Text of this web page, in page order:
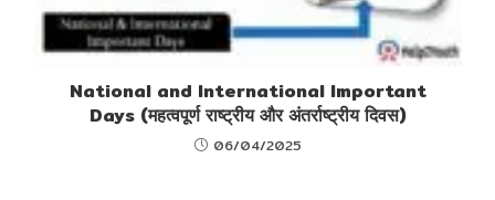
National and International Important
Days (महत्वपूर्ण राष्ट्रीय और अंतर्राष्ट्रीय दिवस)
06/04/2025